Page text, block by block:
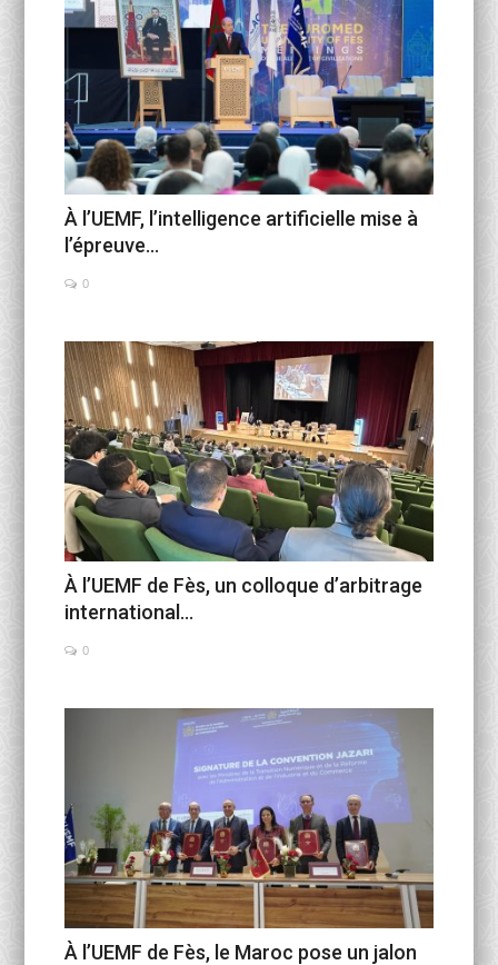
À l’UEMF, l’intelligence artificielle mise à
l’épreuve...
0
À l’UEMF de Fès, un colloque d’arbitrage
international...
0
À l’UEMF de Fès, le Maroc pose un jalon